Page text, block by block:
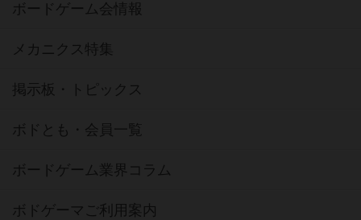
ボードゲーム会情報
メカニクス特集
掲示板・トピックス
ボドとも・会員一覧
ボードゲーム業界コラム
ボドゲーマご利用案内